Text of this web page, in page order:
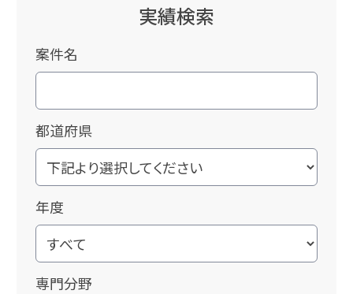
実績検索
案件名
都道府県
年度
専門分野